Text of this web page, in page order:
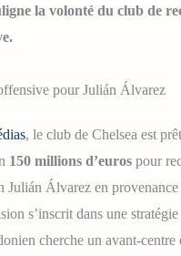
la volonté du club de
pour Julián Álvarez
, le club de Chelsea est
150 millions d’euros pour
Julián Álvarez en
s’inscrit dans une
cherche un avant-centre